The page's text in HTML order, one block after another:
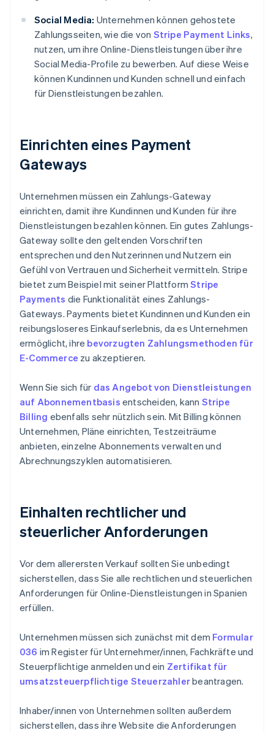
Social Media: Unternehmen können gehostete
Zahlungsseiten, wie die von Stripe Payment Links,
nutzen, um ihre Online-Dienstleistungen über ihre
Social Media-Profile zu bewerben. Auf diese Weise
können Kundinnen und Kunden schnell und einfach
für Dienstleistungen bezahlen.
Einrichten eines Payment
Gateways
Unternehmen müssen ein Zahlungs-Gateway
einrichten, damit ihre Kundinnen und Kunden für ihre
Dienstleistungen bezahlen können. Ein gutes Zahlungs-
Gateway sollte den geltenden Vorschriften
entsprechen und den Nutzerinnen und Nutzern ein
Gefühl von Vertrauen und Sicherheit vermitteln. Stripe
bietet zum Beispiel mit seiner PlattformStripe
Payments die Funktionalität eines Zahlungs-
Gateways. Payments bietet Kundinnen und Kunden ein
reibungsloseres Einkaufserlebnis, da es Unternehmen
ermöglicht, ihre bevorzugten Zahlungsmethoden für
E-Commerce zu akzeptieren.
Wenn Sie sich für das Angebot von Dienstleistungen
auf Abonnementbasis entscheiden, kann Stripe
Billing ebenfalls sehr nützlich sein. Mit Billing können
Unternehmen, Pläne einrichten, Testzeiträume
anbieten, einzelne Abonnements verwalten und
Abrechnungszyklen automatisieren.
Einhalten rechtlicher und
steuerlicher Anforderungen
Vor dem allerersten Verkauf sollten Sie unbedingt
sicherstellen, dass Sie alle rechtlichen und steuerlichen
Anforderungen für Online-Dienstleistungen in Spanien
erfüllen.
Unternehmen müssen sich zunächst mit dem Formular
036 im Register für Unternehmer/innen, Fachkräfte und
Steuerpflichtige anmelden und ein Zertifikat für
umsatzsteuerpflichtige Steuerzahlerbeantragen.
Inhaber/innen von Unternehmen sollten außerdem
sicherstellen, dass ihre Website die Anforderungen